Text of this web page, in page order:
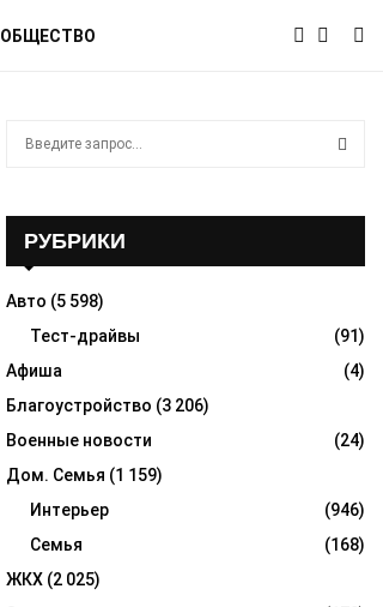
ОБЩЕСТВО
o
R
C
H
РУБРИКИ
Авто (5 598)
Тест-драйвы
(91)
Афиша
(4)
Благоустройство (3 206)
Военные новости
(24)
Дом. Семья (1 159)
Интерьер
(946)
Семья
(168)
ЖКХ (2 025)